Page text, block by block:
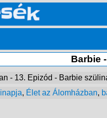
Barbie
- 13. Epizód - Barbie
, Élet az Álomházban,